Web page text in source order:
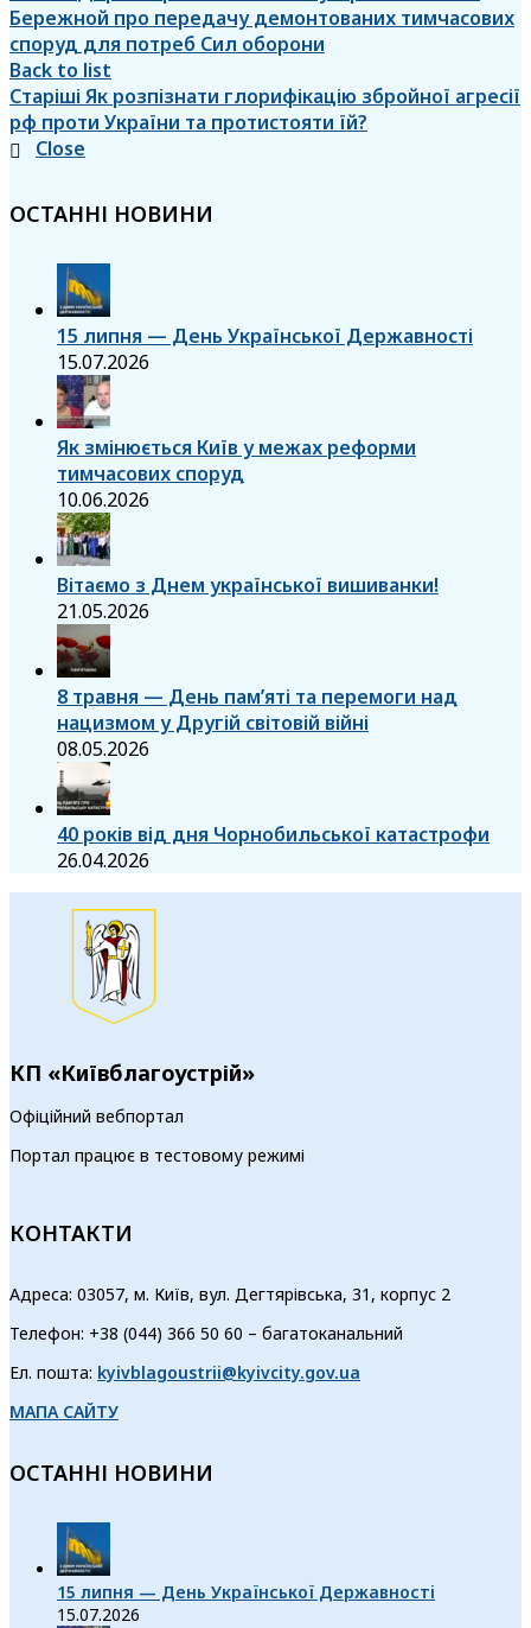
Бережной про передачу демонтованих тимчасових
споруд для потреб Сил оборони
Back to list
Старіші Як розпізнати глорифікацію збройної агресії
рф проти України та протистояти їй?
Close
ОСТАННІ НОВИНИ
15 липня — День Української Державності
15.07.2026
Як змінюється Київ у межах реформи
тимчасових споруд
10.06.2026
Вітаємо з Днем української вишиванки!
21.05.2026
8 травня — День пам’яті та перемоги над
нацизмом у Другій світовій війні
08.05.2026
40 років від дня Чорнобильської катастрофи
26.04.2026
КП «Київблагоустрій»
Офіційний вебпортал
Портал працює в тестовому режимі
КОНТАКТИ
Адреса: 03057, м. Київ, вул. Дегтярівська, 31, корпус 2
Телефон: +38 (044) 366 50 60 – багатоканальний
Ел. пошта: kyivblagoustrii@kyivcity.gov.ua
МАПА САЙТУ
ОСТАННІ НОВИНИ
15 липня — День Української Державності
15.07.2026